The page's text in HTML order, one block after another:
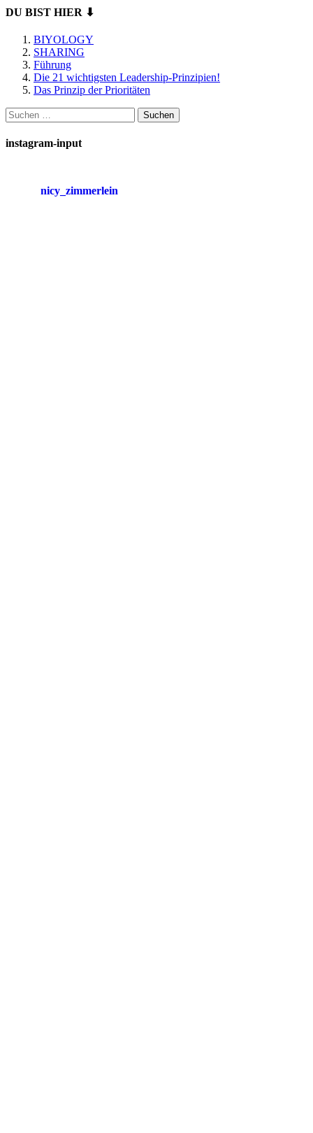
DU BIST HIER ⬇
BIYOLOGY
SHARING
Führung
Die 21 wichtigsten Leadership-Prinzipien!
Das Prinzip der Prioritäten
Suchen
nach:
instagram-input
nicy_zimmerlein